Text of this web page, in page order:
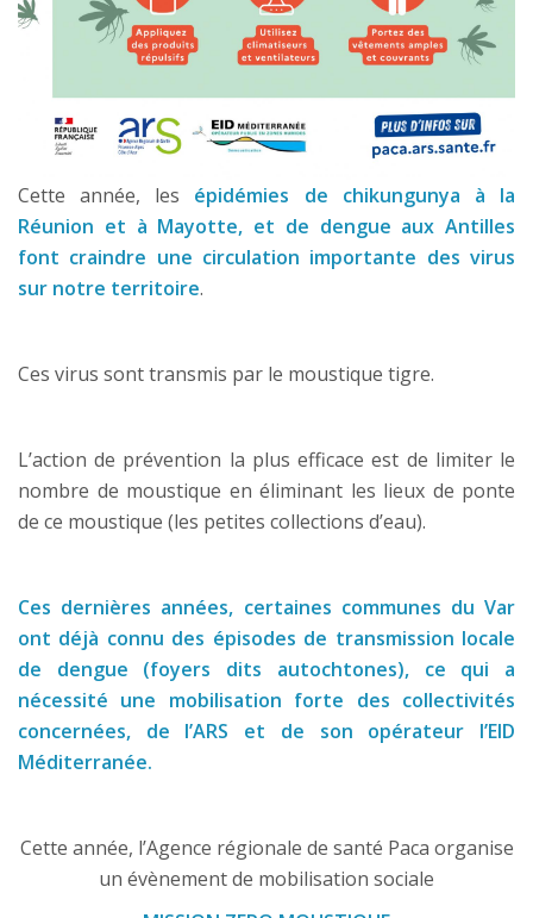
Cette année, les épidémies de chikungunya à la
Réunion et à Mayotte, et de dengue aux Antilles
font craindre une circulation importante des virus
sur notre territoire.
Ces virus sont transmis par le moustique tigre.
L’action de prévention la plus efficace est de limiter le
nombre de moustique en éliminant les lieux de ponte
de ce moustique (les petites collections d’eau).
Ces dernières années, certaines communes du Var
ont déjà connu des épisodes de transmission locale
de dengue (foyers dits autochtones), ce qui a
nécessité une mobilisation forte des collectivités
concernées, de l’ARS et de son opérateur l’EID
Méditerranée.
Cette année, l’Agence régionale de santé Paca organise
un évènement de mobilisation sociale